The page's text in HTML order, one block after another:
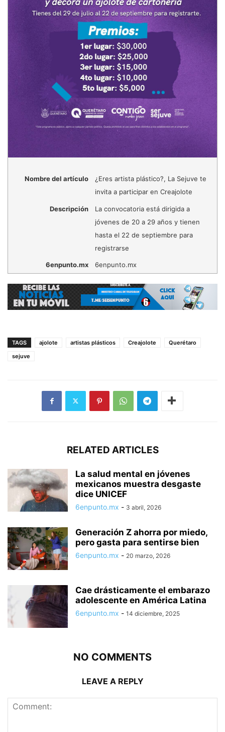
Nombre del artículo
¿Eres artista plástico?, La Sejuve te
invita a participar en Creajolote
Descripción
La convocatoria está dirigida a
jóvenes de 20 a 29 años y tienen
hasta el 22 de septiembre para
registrarse
6enpunto.mx 6enpunto.mx
TAGS ajolote artistas plásticos Creajolote
Querétaro
sejuve
RELATED ARTICLES
La salud mental en jóvenes
mexicanos muestra desgaste
dice UNICEF
6enpunto.mx - 3 abril, 2026
Generación Z ahorra por miedo,
pero gasta para sentirse bien
6enpunto.mx - 20 marzo, 2026
Cae drásticamente el embarazo
adolescente en América Latina
6enpunto.mx - 14 diciembre, 2025
NO COMMENTS
LEAVE A REPLY